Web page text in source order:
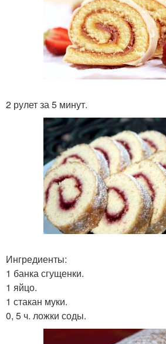
2 рулет за 5 минут.
Ингредиенты:
1 банка сгущенки.
1 яйцо.
1 стакан муки.
0, 5 ч. ложки соды.